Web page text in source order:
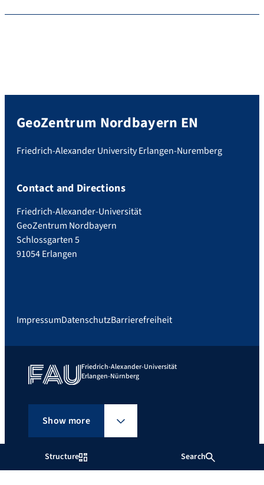
Structure Search
GeoZentrum Nordbayern EN
Friedrich-Alexander University Erlangen-Nuremberg
Contact and Directions
Friedrich-Alexander-Universität
GeoZentrum Nordbayern
Schlossgarten 5
91054 Erlangen
ImpressumDatenschutzBarrierefreiheit
Friedrich-Alexander-Universität
Erlangen-Nürnberg
Show more